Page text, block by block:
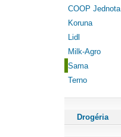
COOP Jednota
Koruna
Lidl
Milk-Agro
Sama
Terno
Drogéria